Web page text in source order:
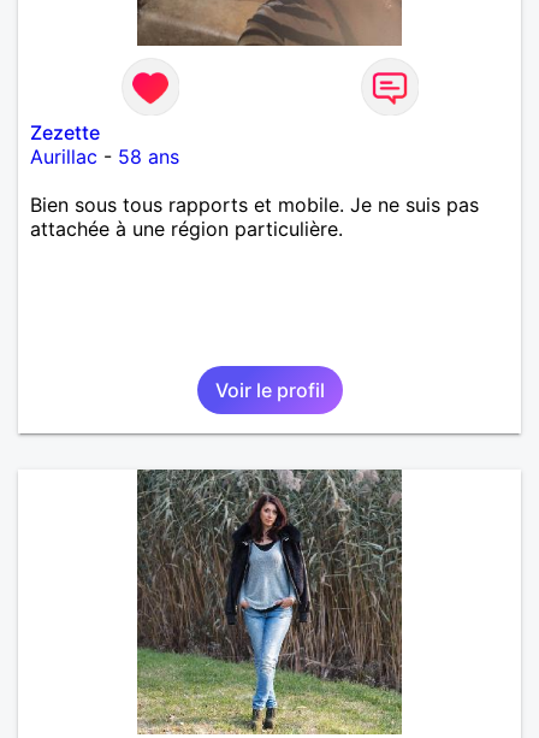
Zezette
Aurillac - 58 ans
Bien sous tous rapports et mobile. Je ne suis pas
attachée à une région particulière.
Voir le profil